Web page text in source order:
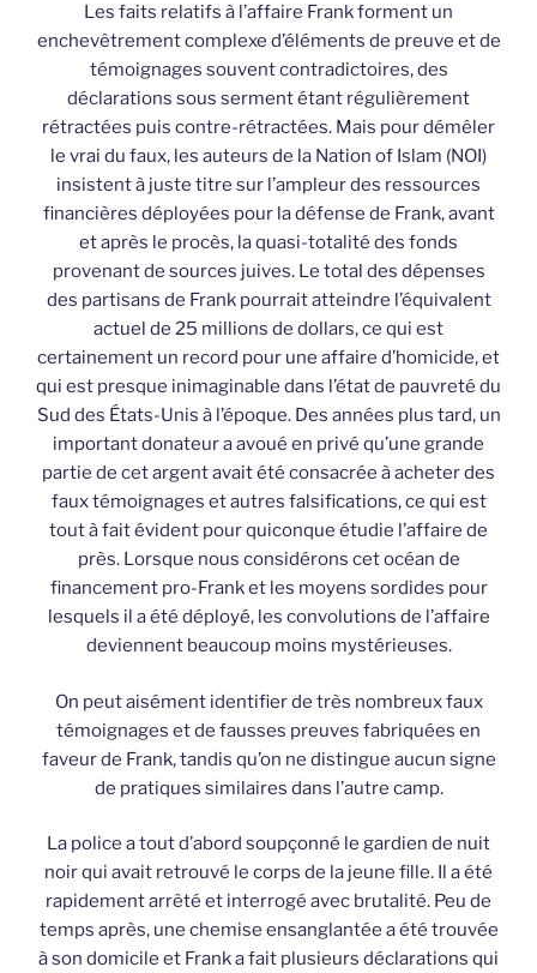
Les faits relatifs à l’affaire Frank forment un
enchevêtrement complexe d’éléments de preuve et de
témoignages souvent contradictoires, des
déclarations sous serment étant régulièrement
rétractées puis contre-rétractées. Mais pour démêler
le vrai du faux, les auteurs de la Nation of Islam (NOI)
insistent à juste titre sur l’ampleur des ressources
financières déployées pour la défense de Frank, avant
et après le procès, la quasi-totalité des fonds
provenant de sources juives. Le total des dépenses
des partisans de Frank pourrait atteindre l’équivalent
actuel de 25 millions de dollars, ce qui est
certainement un record pour une affaire d’homicide, et
qui est presque inimaginable dans l’état de pauvreté du
Sud des États-Unis à l’époque. Des années plus tard, un
important donateur a avoué en privé qu’une grande
partie de cet argent avait été consacrée à acheter des
faux témoignages et autres falsifications, ce qui est
tout à fait évident pour quiconque étudie l’affaire de
près. Lorsque nous considérons cet océan de
financement pro-Frank et les moyens sordides pour
lesquels il a été déployé, les convolutions de l’affaire
deviennent beaucoup moins mystérieuses.
On peut aisément identifier de très nombreux faux
témoignages et de fausses preuves fabriquées en
faveur de Frank, tandis qu’on ne distingue aucun signe
de pratiques similaires dans l’autre camp.
La police a tout d’abord soupçonné le gardien de nuit
noir qui avait retrouvé le corps de la jeune fille. Il a été
rapidement arrêté et interrogé avec brutalité. Peu de
temps après, une chemise ensanglantée a été trouvée
à son domicile et Frank a fait plusieurs déclarations qui